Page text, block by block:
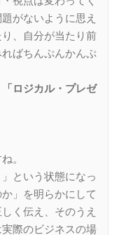
がないように思え
、自分が当たり前
ばちんぷんかんぷ
「ロジカル・プレゼ
。
という状態になっ
」を明らかにして
く伝え、そのうえ
際のビジネスの場